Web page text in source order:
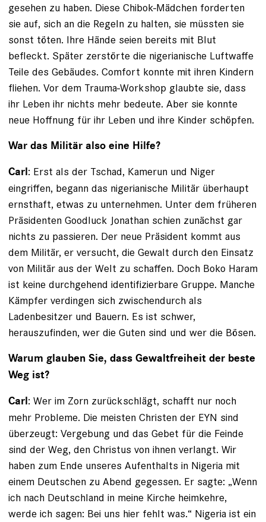
gesehen zu haben. Diese Chibok-­Mädchen forderten
sie auf, sich an die Regeln zu halten, sie müssten sie
sonst töten. Ihre Hände seien bereits mit Blut
befleckt. Später zerstörte die nigerianische Luftwaffe
Teile des Gebäudes. Comfort konnte mit ihren Kindern
fliehen. Vor dem Trauma-Workshop glaubte sie, dass
ihr Leben ihr nichts mehr bedeute. Aber sie konnte
neue Hoffnung für ihr Leben und ihre Kinder schöpfen.
War das Militär also eine Hilfe?
Carl: Erst als der Tschad, Kamerun und Niger
eingriffen, begann das nigerianische Militär überhaupt
ernsthaft, etwas zu unternehmen. Unter dem früheren
Präsidenten Goodluck Jonathan schien zunächst gar
nichts zu passieren. Der neue Präsident kommt aus
dem Militär, er versucht, die Gewalt durch den Einsatz
von Militär aus der Welt zu schaffen. Doch Boko Haram
ist keine durchgehend identifizierbare Gruppe. Manche
Kämpfer verdingen sich zwischendurch als
Ladenbesitzer und Bauern. Es ist schwer,
herauszufinden, wer die Guten sind und wer die Bösen.
Warum glauben Sie, dass Gewaltfreiheit der bes­te
Weg ist?
Carl: Wer im Zorn zurückschlägt, schafft nur noch
mehr Probleme. Die meisten Christen der EYN sind
überzeugt: Vergebung und das Gebet für die Feinde
sind der Weg, den Christus von ihnen verlangt. Wir
haben zum Ende unseres Aufenthalts in Nigeria mit
einem Deutschen zu Abend gegessen. Er sagte: „Wenn
ich nach Deutschland in meine Kirche heimkehre,
werde ich sagen: Bei uns hier fehlt was.“ Nigeria ist ein